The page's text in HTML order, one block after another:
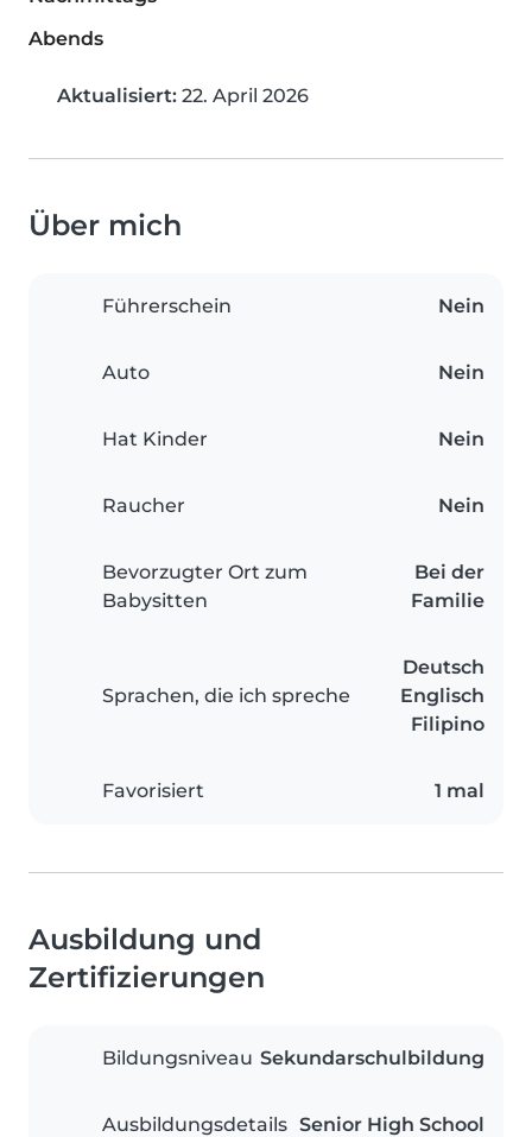
Abends
Aktualisiert: 22. April 2026
Über mich
Führerschein Nein
Auto Nein
Hat Kinder Nein
Raucher Nein
Bevorzugter Ort zum
Babysitten
Bei der
Familie
Sprachen, die ich spreche
Deutsch
Englisch
Filipino
Favorisiert 1 mal
Ausbildung und
Zertifizierungen
Bildungsniveau Sekundarschulbildung
Ausbildungsdetails Senior High School